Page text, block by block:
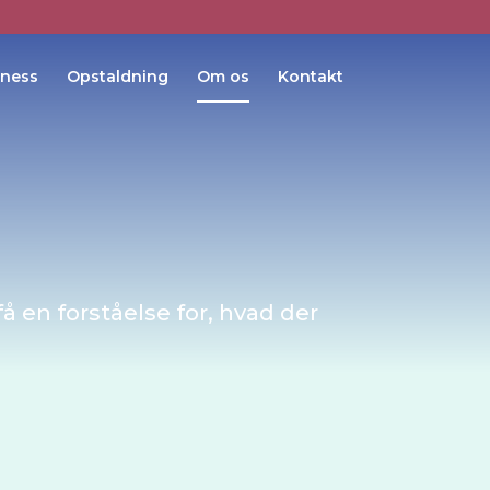
Opstaldning Om os Kontakt
en forståelse for, hvad der